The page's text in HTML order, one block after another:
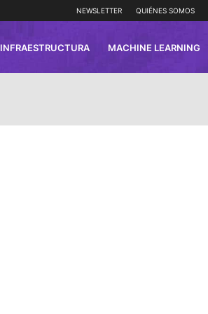
NEWSLETTER QUIÉNES SOMOS
INFRAESTRUCTURA MACHINE LEARNING